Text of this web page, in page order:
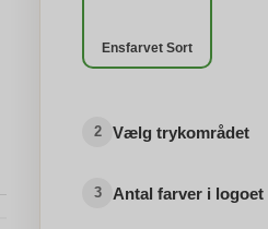
Ensfarvet Sort
2 Vælg trykområdet
3 Antal farver i logoet